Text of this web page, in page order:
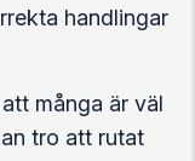
handlingar
många är väl
tro att rutat